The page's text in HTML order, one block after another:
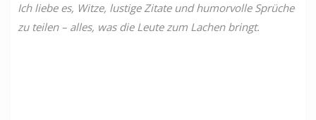
Ich liebe es, Witze, lustige Zitate und humorvolle Sprüche
zu teilen – alles, was die Leute zum Lachen bringt.